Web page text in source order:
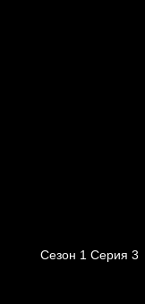
Сезон 1 Серия 3